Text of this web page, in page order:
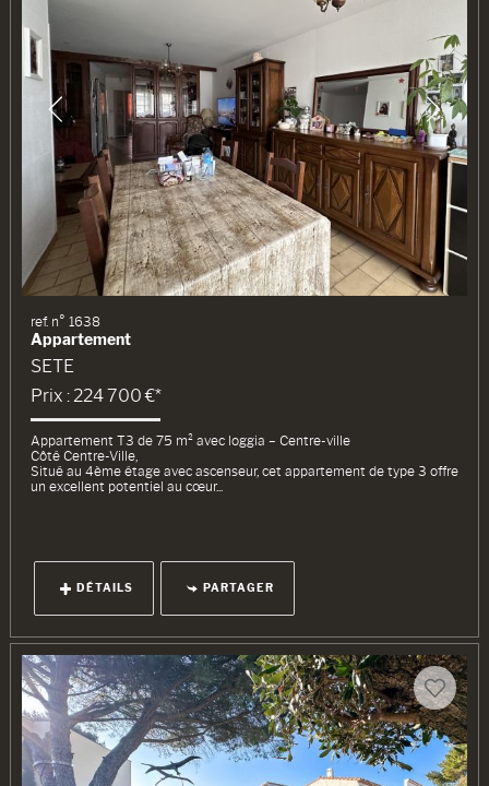
ref. n° 1638
Appartement
SETE
Prix : 224 700 €*
Appartement T3 de 75 m² avec loggia – Centre-ville
Côté Centre-Ville,
Situé au 4ème étage avec ascenseur, cet appartement de type 3 offre
un excellent potentiel au cœur...
DÉTAILS PARTAGER